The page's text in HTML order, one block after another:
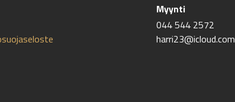
Myynti
044 544 2572
harri23@icloud.com